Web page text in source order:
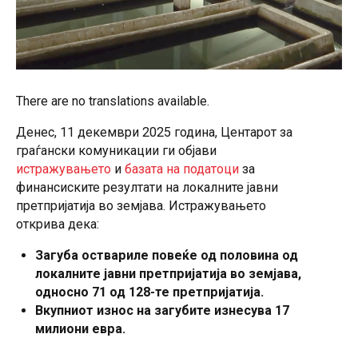
There are no translations available.
Денес, 11 декември 2025 година, Центарот за
граѓански комуникации ги објави
истражувањето и базата на податоци за
финансиските резултати на локалните јавни
претпријатија во земјава. Истражувањето
открива дека:
Загуба оствариле повеќе од половина од
локалните јавни претпријатија во земјава,
односно 71 од 128-те претпријатија.
Вкупниот износ на загубите изнесува 17
милиони евра.